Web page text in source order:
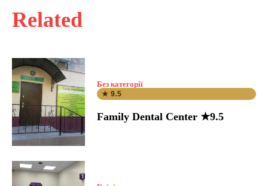
Related
Без категорії
★ 9.5
Family Dental Center ★9.5